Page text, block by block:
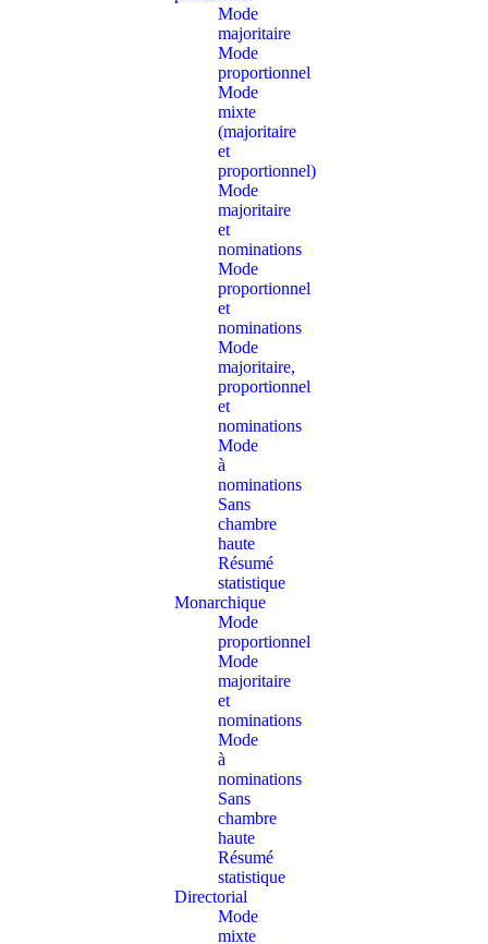
Mode
majoritaire
Mode
proportionnel
Mode
mixte
(majoritaire
et
proportionnel)
Mode
majoritaire
et
nominations
Mode
proportionnel
et
nominations
Mode
majoritaire,
proportionnel
et
nominations
Mode
à
nominations
Sans
chambre
haute
Résumé
statistique
Monarchique
Mode
proportionnel
Mode
majoritaire
et
nominations
Mode
à
nominations
Sans
chambre
haute
Résumé
statistique
Directorial
Mode
mixte